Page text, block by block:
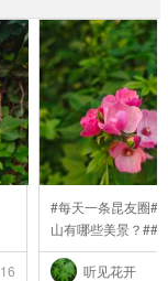
16
#每天一条昆友圈
山有哪些美景？##
..
听见花开